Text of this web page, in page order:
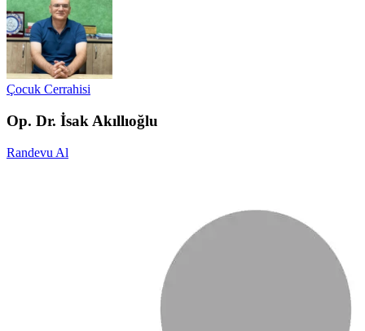
Çocuk Cerrahisi
Op. Dr. İsak Akıllıoğlu
Randevu Al